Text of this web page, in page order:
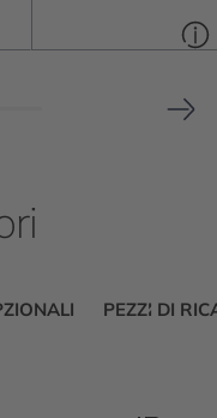
PEZZI DI